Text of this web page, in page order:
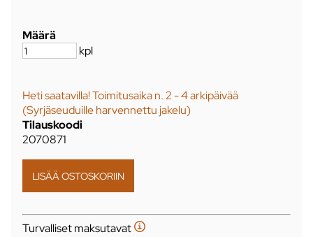
Määrä
kpl
Heti saatavilla! Toimitusaika n. 2 - 4 arkipäivää
(Syrjäseuduille harvennettu jakelu)
Tilauskoodi
2070871
Turvalliset maksutavat